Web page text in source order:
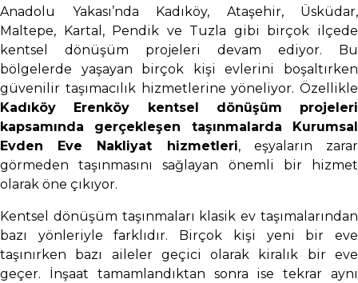
Anadolu Yakası’nda Kadıköy, Ataşehir, Üsküdar,
Maltepe, Kartal, Pendik ve Tuzla gibi birçok ilçede
kentsel dönüşüm projeleri devam ediyor. Bu
bölgelerde yaşayan birçok kişi evlerini boşaltırken
güvenilir taşımacılık hizmetlerine yöneliyor. Özellikle
Kadıköy Erenköy kentsel dönüşüm projeleri
kapsamında gerçekleşen taşınmalarda Kurumsal
Evden Eve Nakliyat hizmetleri, eşyaların zarar
görmeden taşınmasını sağlayan önemli bir hizmet
olarak öne çıkıyor.
Kentsel dönüşüm taşınmaları klasik ev taşımalarından
bazı yönleriyle farklıdır. Birçok kişi yeni bir eve
taşınırken bazı aileler geçici olarak kiralık bir eve
geçer. İnşaat tamamlandıktan sonra ise tekrar aynı